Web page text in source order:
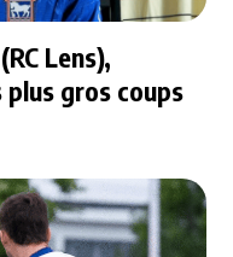
Lens),
plus gros coups